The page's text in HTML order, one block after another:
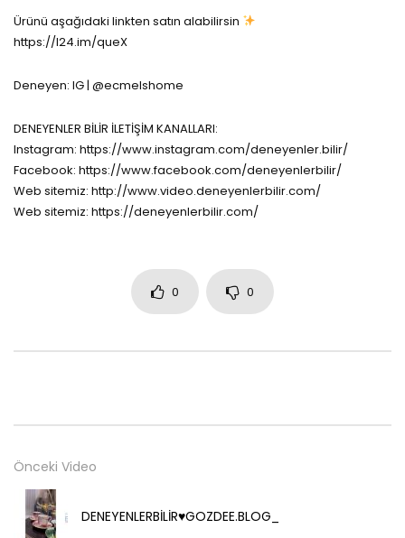
Ürünü aşağıdaki linkten satın alabilirsin
https://l24.im/queX
Deneyen: IG | @ecmelshome
DENEYENLER BİLİR İLETİŞİM KANALLARI:
Instagram: https://www.instagram.com/deneyenler.bilir/
Facebook: https://www.facebook.com/deneyenlerbilir/
Web sitemiz: http://www.video.deneyenlerbilir.com/
Web sitemiz: https://deneyenlerbilir.com/
0 0
Önceki Video
DENEYENLERBİLİR♥️GOZDEE.BLOG_